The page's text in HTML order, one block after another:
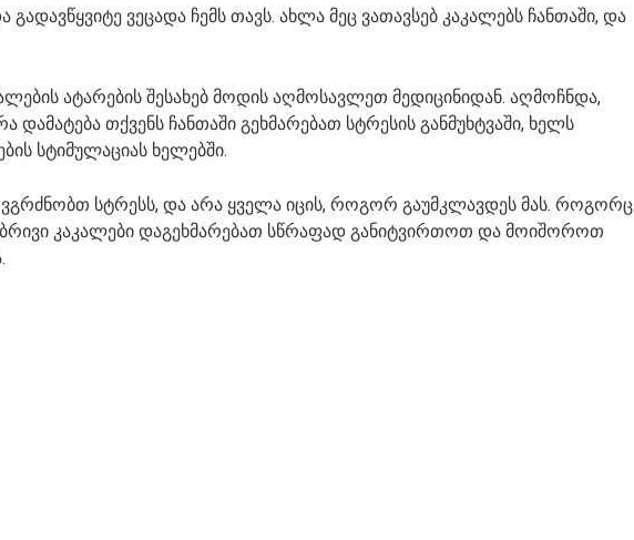
გადავწყვიტე ვეცადა ჩემს თავს. ახლა მეც ვათავსებ კაკალებს ჩანთაში, და
ატარების შესახებ მოდის აღმოსავლეთ მედიცინიდან. აღმოჩნდა,
დამატება თქვენს ჩანთაში გეხმარებათ სტრესის განმუხტვაში, ხელს
სტიმულაციას ხელებში.
ვგრძნობთ სტრესს, და არა ყველა იცის, როგორ გაუმკლავდეს მას. როგორც
კაკალები დაგეხმარებათ სწრაფად განიტვირთოთ და მოიშოროთ